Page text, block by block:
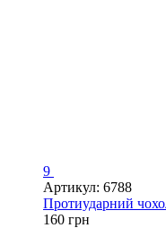
9
Артикул: 6788
Протиударний
160 грн